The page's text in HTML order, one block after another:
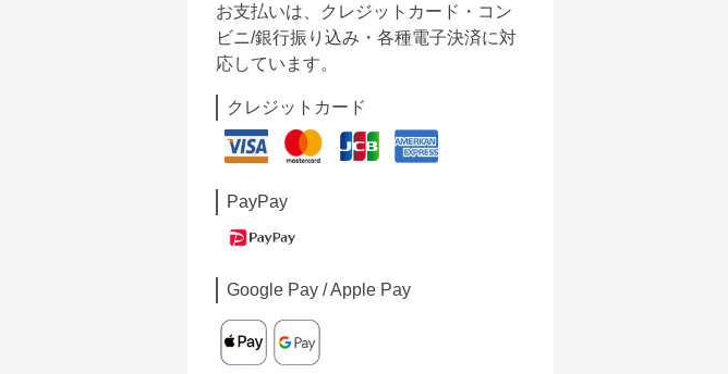
お支払いは、クレジットカード・コン
ビニ/銀行振り込み・各種電子決済に対
応しています。
クレジットカード
PayPay
Google Pay / Apple Pay